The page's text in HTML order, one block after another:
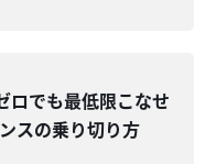
ロでも最低限こなせ
スの乗り切り方